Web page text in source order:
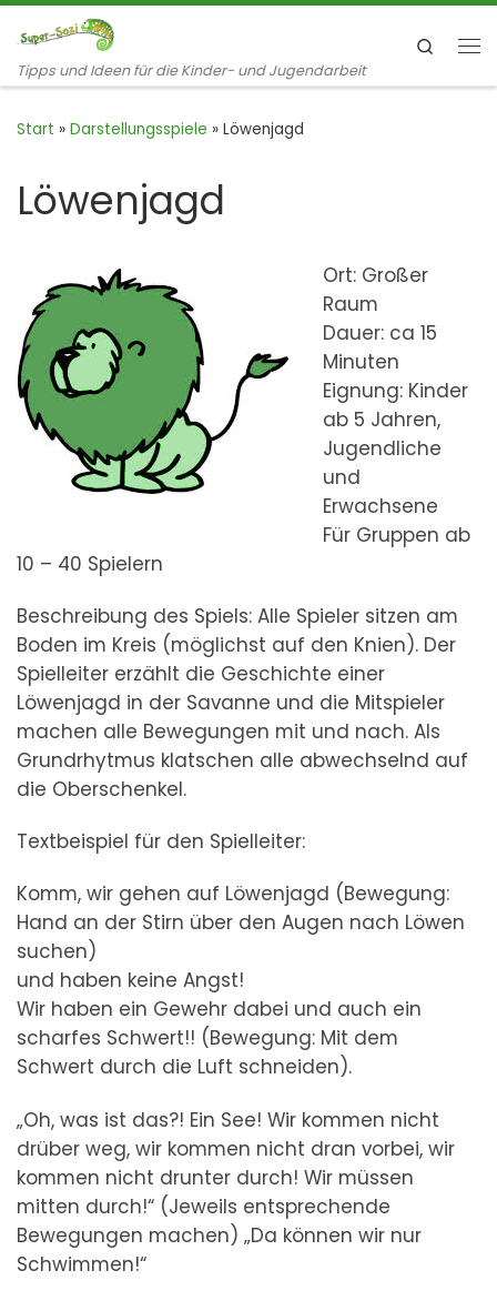
Zum Inhalt springen
Tipps und Ideen für die Kinder- und Jugendarbeit
Search
Start » Darstellungsspiele » Löwenjagd
Löwenjagd
Ort: Großer
Raum
Dauer: ca 15
Minuten
Eignung: Kinder
ab 5 Jahren,
Jugendliche
und
Erwachsene
Für Gruppen ab
10 – 40 Spielern
Beschreibung des Spiels: Alle Spieler sitzen am
Boden im Kreis (möglichst auf den Knien). Der
Spielleiter erzählt die Geschichte einer
Löwenjagd in der Savanne und die Mitspieler
machen alle Bewegungen mit und nach. Als
Grundrhytmus klatschen alle abwechselnd auf
die Oberschenkel.
Textbeispiel für den Spielleiter:
Komm, wir gehen auf Löwenjagd (Bewegung:
Hand an der Stirn über den Augen nach Löwen
suchen)
und haben keine Angst!
Wir haben ein Gewehr dabei und auch ein
scharfes Schwert!! (Bewegung: Mit dem
Schwert durch die Luft schneiden).
„Oh, was ist das?! Ein See! Wir kommen nicht
drüber weg, wir kommen nicht dran vorbei, wir
kommen nicht drunter durch! Wir müssen
mitten durch!“ (Jeweils entsprechende
Bewegungen machen) „Da können wir nur
Schwimmen!“